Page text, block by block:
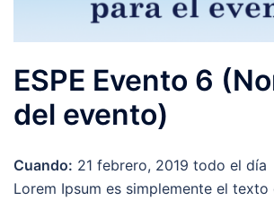
ESPE Evento 6
del evento)
Cuando: 21 febrero, 2019 todo el día
Lorem Ipsum es simplemente el